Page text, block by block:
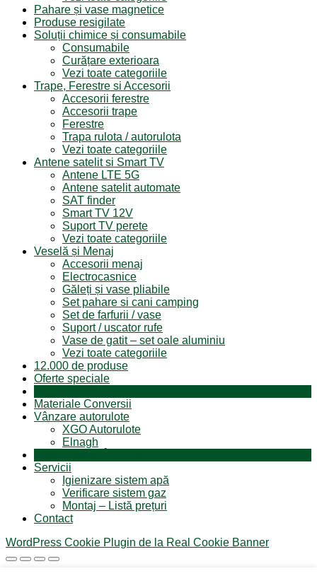
Pahare și vase magnetice
Produse resigilate
Soluții chimice și consumabile
Consumabile
Curățare exterioara
Vezi toate categoriile
Trape, Ferestre si Accesorii
Accesorii ferestre
Accesorii trape
Ferestre
Trapa rulota / autorulota
Vezi toate categoriile
Antene satelit si Smart TV
Antene LTE 5G
Antene satelit automate
SAT finder
Smart TV 12V
Suport TV perete
Vezi toate categoriile
Veselă și Menaj
Accesorii menaj
Electrocasnice
Găleți și vase pliabile
Set pahare si cani camping
Set de farfurii / vase
Suport / uscator rufe
Vase de gatit – set oale aluminiu
Vezi toate categoriile
12.000 de produse
Oferte speciale
Materiale Conversii
Vânzare autorulote
XGO Autorulote
Elnagh
Servicii
Igienizare sistem apă
Verificare sistem gaz
Montaj – Listă prețuri
Contact
WordPress Cookie Plugin de la Real Cookie Banner